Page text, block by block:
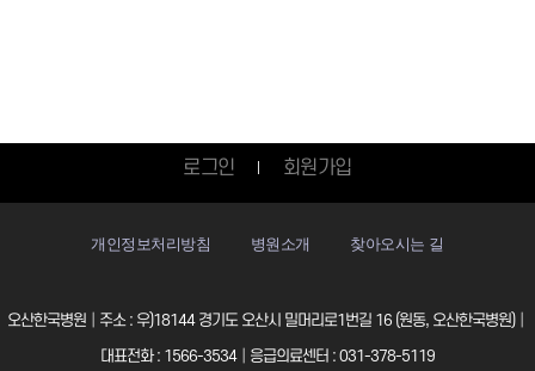
로그인 회원가입
개인정보처리방침 병원소개 찾아오시는 길
오산한국병원│주소 : 우)18144 경기도 오산시 밀머리로1번길 16 (원동, 오산한국병원)│
대표전화 : 1566-3534│응급의료센터 : 031-378-5119